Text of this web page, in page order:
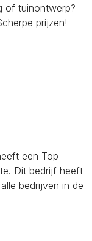
of tuinontwerp?
prijzen!
een Top
Dit bedrijf heeft
bedrijven in de